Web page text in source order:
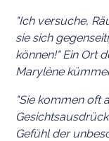
"Ich versuche,
sie sich
können!" Ein Ort
Marylène
"Sie kommen oft
Gefühl der